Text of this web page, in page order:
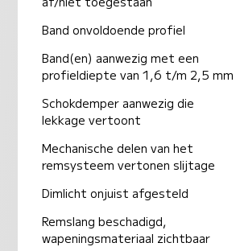
Band onvoldoende profiel
Band(en) aanwezig met een
profieldiepte van 1,6 t/m 2,5 mm
Schokdemper aanwezig die
lekkage vertoont
Mechanische delen van het
remsysteem vertonen slijtage
Dimlicht onjuist afgesteld
Remslang beschadigd,
wapeningsmateriaal zichtbaar